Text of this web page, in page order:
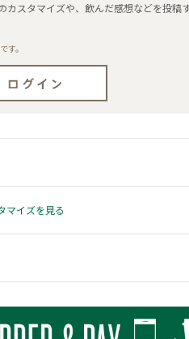
スタマイズや、飲んだ感想などを投稿
す。
マイズを見る